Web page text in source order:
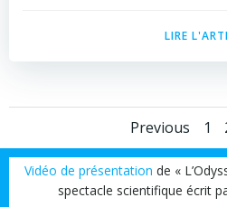
LIRE
Posts
Previous 1
Vidéo de présentation de «
spectacle scientifique écrit